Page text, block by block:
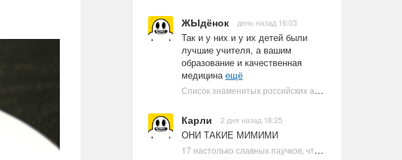
ЖЫдёнок день назад 16:03
Так и у них и у их детей были
лучшие учителя, а вашим
образование и качественная
медицинаещё
Список знаменитых российских артистов-евреев | Ультрамарин
Карли 2 дня назад 18:25
ОНИ ТАКИЕ МИМИМИ
17 настолько славных паучков, что даже у арахнофобов появится желание их погладить